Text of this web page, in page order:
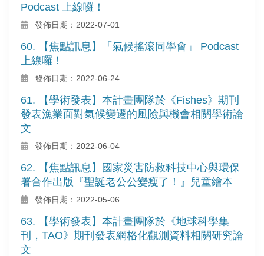
Podcast 上線囉！
發佈日期：2022-07-01
60. 【焦點訊息】「氣候搖滾同學會」 Podcast
上線囉！
發佈日期：2022-06-24
61. 【學術發表】本計畫團隊於《Fishes》期刊
發表漁業面對氣候變遷的風險與機會相關學術論
文
發佈日期：2022-06-04
62. 【焦點訊息】國家災害防救科技中心與環保
署合作出版『聖誕老公公變瘦了！』兒童繪本
發佈日期：2022-05-06
63. 【學術發表】本計畫團隊於《地球科學集
刊，TAO》期刊發表網格化觀測資料相關研究論
文